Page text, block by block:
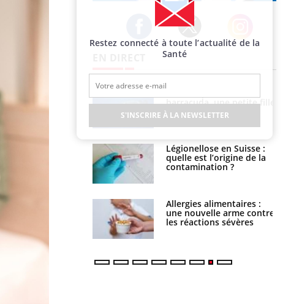
Facebook Twitter Instagram
et chaleur : ce
dit la science
?
par une tique en
elle reste dans
barracuda, une petite fille
secourue grâce à un
réflexe essentiel
Légionellose en Suisse :
quelle est l’origine de la
contamination ?
Allergies alimentaires :
une nouvelle arme contre
les réactions sévères
Restez connecté à toute l’actualité de la
Santé
S'INSCRIRE À LA NEWSLETTER